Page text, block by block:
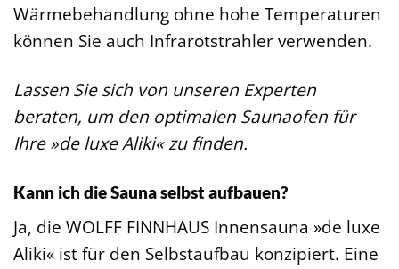
Wärmebehandlung ohne hohe Temperaturen
können Sie auch Infrarotstrahler verwenden.
Lassen Sie sich von unseren Experten
beraten, um den optimalen Saunaofen für
Ihre »de luxe Aliki« zu finden.
Kann ich die Sauna selbst aufbauen?
Ja, die WOLFF FINNHAUS Innensauna »de luxe
Aliki« ist für den Selbstaufbau konzipiert. Eine